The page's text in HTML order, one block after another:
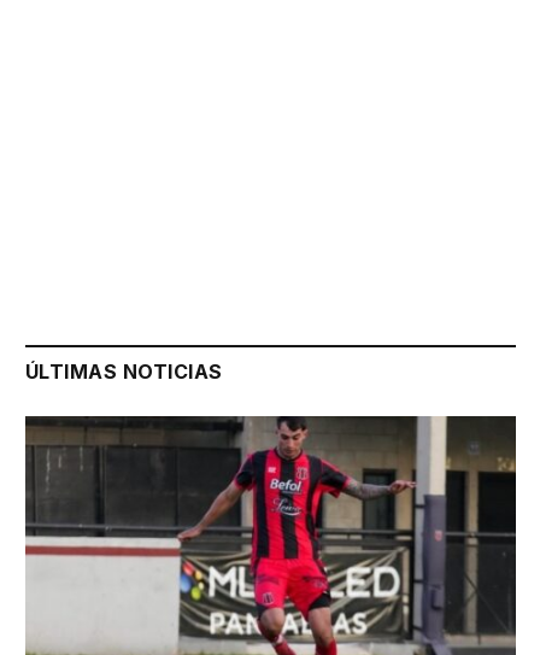
ÚLTIMAS NOTICIAS